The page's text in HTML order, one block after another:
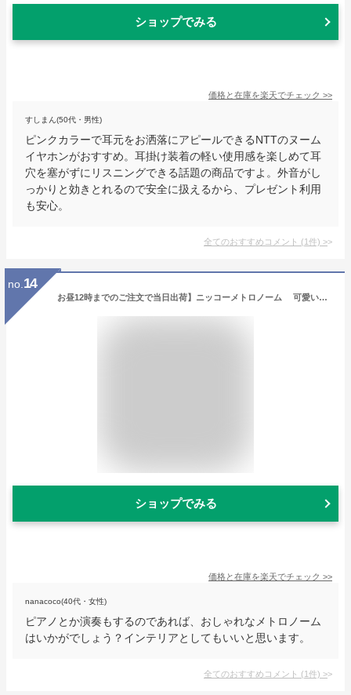
ショップでみる
価格と在庫を楽天でチェック >>
すしまん(50代・男性)
ピンクカラーで耳元をお洒落にアピールできるNTTのヌーム
イヤホンがおすすめ。耳掛け装着の軽い使用感を楽しめて耳
穴を塞がずにリスニングできる話題の商品ですよ。外音がし
っかりと効きとれるので安全に扱えるから、プレゼント利用
も安心。
全てのおすすめコメント (1件) >
no. 14
お昼12時までのご注文で当日出荷】ニッコーメトロノーム 可愛い アイボリー ピンク レッド ブルー ブラック イエロー ラベンダー グリーン アクアマリン【名古屋のピアノ専門店】【YZ】
ショップでみる
価格と在庫を楽天でチェック >>
nanacoco(40代・女性)
ピアノとか演奏もするのであれば、おしゃれなメトロノーム
はいかがでしょう？インテリアとしてもいいと思います。
全てのおすすめコメント (1件) >